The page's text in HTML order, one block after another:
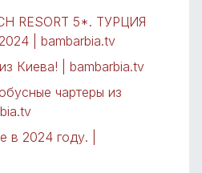
RESORT 5*. ТУРЦИЯ
| bambarbia.tv
Киева! | bambarbia.tv
чартеры из
в 2024 году. |